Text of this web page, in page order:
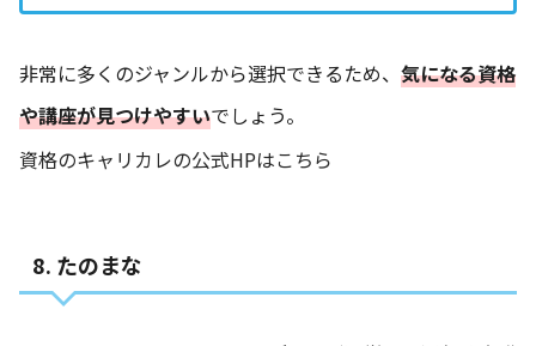
非常に多くのジャンルから選択できるため、 気になる資格
や講座が見つけやすいでしょう。
資格のキャリカレの公式HPはこちら
8. たのまな